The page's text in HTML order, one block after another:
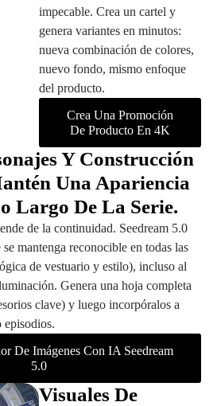
impecable. Crea un cartel y
genera variantes en minutos:
nueva combinación de colores,
nuevo fondo, mismo enfoque
del producto.
Crea Una Promoción
De Producto En 4K
Y Construcción
Una Apariencia
Largo De La Serie.
de la continuidad. Seedream 5.0
mantenga reconocible en todas las
de vestuario y estilo), incluso al
Genera una hoja completa
clave) y luego incorpóralos a
episodios.
De Imágenes Con IA Seedream
5.0
Visuales De